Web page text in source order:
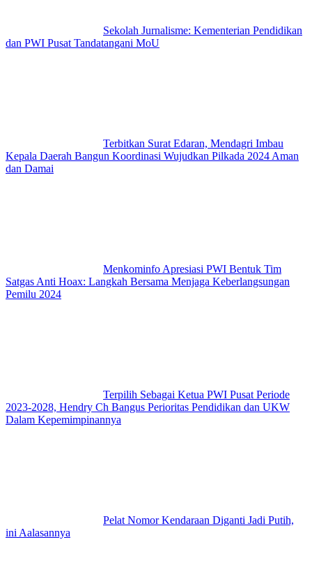
Sekolah Jurnalisme: Kementerian Pendidikan
dan PWI Pusat Tandatangani MoU
Terbitkan Surat Edaran, Mendagri Imbau
Kepala Daerah Bangun Koordinasi Wujudkan Pilkada 2024 Aman
dan Damai
Menkominfo Apresiasi PWI Bentuk Tim
Satgas Anti Hoax: Langkah Bersama Menjaga Keberlangsungan
Pemilu 2024
Terpilih Sebagai Ketua PWI Pusat Periode
2023-2028, Hendry Ch Bangus Perioritas Pendidikan dan UKW
Dalam Kepemimpinannya
Pelat Nomor Kendaraan Diganti Jadi Putih,
ini Aalasannya